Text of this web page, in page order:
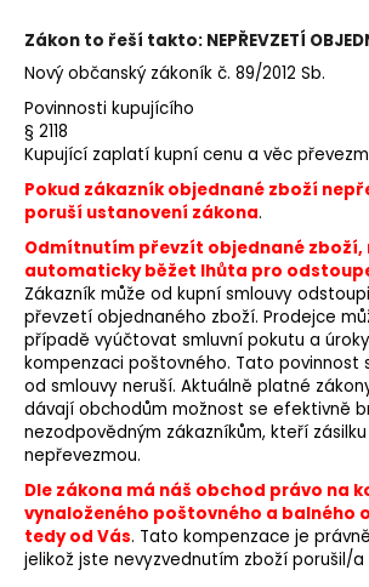
Zákon to řeší takto: NEPŘEVZETÍ
Nový občanský zákoník č. 89/2012 Sb.
Povinnosti kupujícího
§ 2118
Kupující zaplatí kupní cenu a věc
Pokud zákazník objednané zboží
poruší ustanovení zákona.
Odmítnutím převzít objednané zboží,
automaticky běžet lhůta pro
Zákazník může od kupní smlouvy
převzetí objednaného zboží. Prodejce
případě vyúčtovat smluvní pokutu a
kompenzaci poštovného. Tato povinnost
od smlouvy neruší. Aktuálně platné
dávají obchodům možnost se efektivně
nezodpovědným zákazníkům, kteří
nepřevezmou.
Dle zákona má náš obchod právo na
vynaloženého poštovného a balného
tedy od Vás. Tato kompenzace je
jelikož jste nevyzvednutím zboží porušil/a